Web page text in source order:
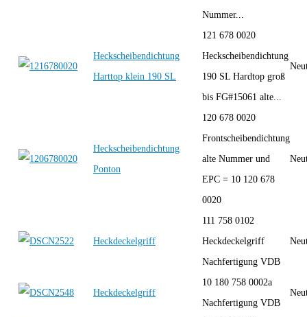
Nummer...
Heckscheibendichtung
Harttop klein 190 SL
121 678 0020
Heckscheibendichtung
190 SL Hardtop groß
bis FG#15061 alte...
Heckscheibendichtung
Ponton
120 678 0020
Frontscheibendichtung
alte Nummer und
EPC = 10 120 678
0020
Heckdeckelgriff
111 758 0102
Heckdeckelgriff
Nachfertigung VDB
Heckdeckelgriff
10 180 758 0002a
Nachfertigung VDB